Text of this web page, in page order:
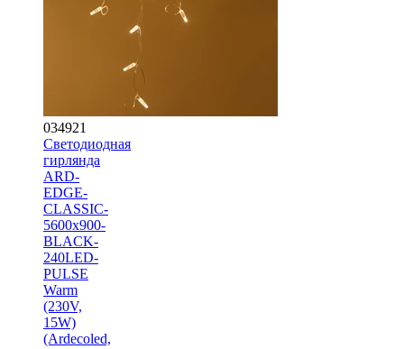
034921
Светодиодная
гирлянда
ARD-
EDGE-
CLASSIC-
5600x900-
BLACK-
240LED-
PULSE
Warm
(230V,
15W)
(Ardecoled,